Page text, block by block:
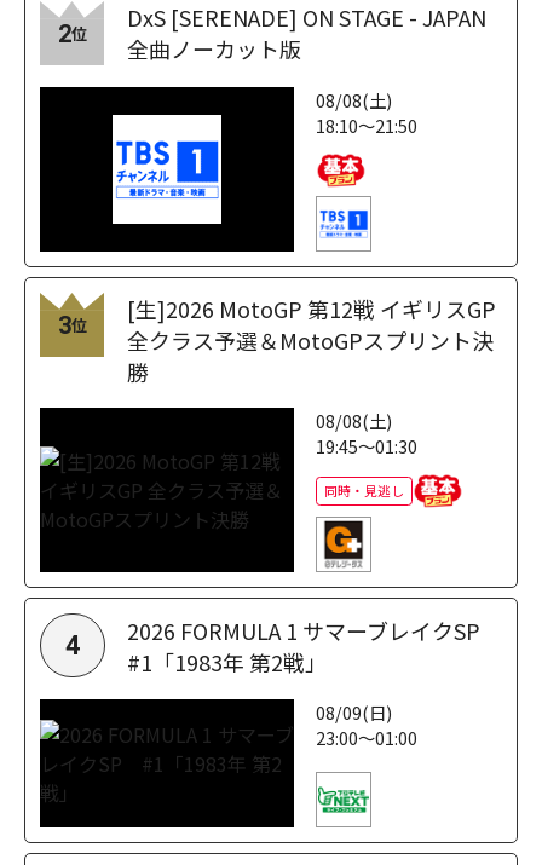
2位
DxS [SERENADE] ON STAGE - JAPAN
全曲ノーカット版
08/08(土)
18:10～21:50
3位
[生]2026 MotoGP 第12戦 イギリスGP
全クラス予選＆MotoGPスプリント決
勝
08/08(土)
19:45～01:30
同時・見逃し
4
2026 FORMULA 1 サマーブレイクSP
#1「1983年 第2戦」
08/09(日)
23:00～01:00